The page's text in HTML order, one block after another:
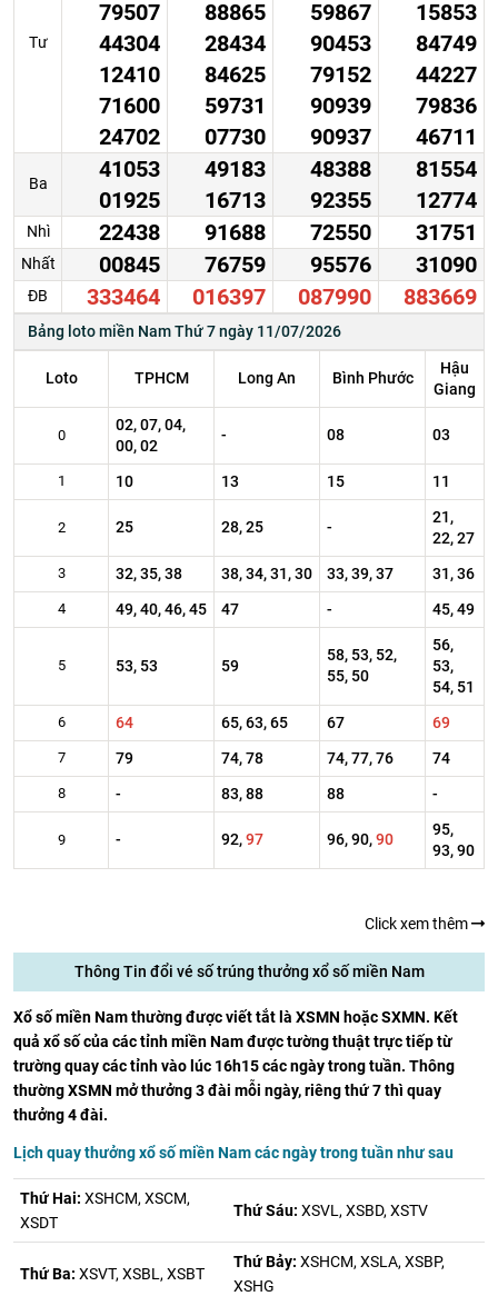
Tư
79507
44304
12410
71600
24702
88865
28434
84625
59731
07730
59867
90453
79152
90939
90937
15853
84749
44227
79836
46711
Ba
41053
01925
49183
16713
48388
92355
81554
12774
Nhì 22438 91688 72550 31751
Nhất 00845 76759 95576 31090
ĐB 333464 016397 087990 883669
Bảng loto miền Nam Thứ 7 ngày 11/07/2026
Loto TPHCM Long An Bình Phước
Hậu
Giang
0
02, 07, 04,
00, 02
- 08 03
1 10 13 15 11
2 25 28, 25 -
21,
22, 27
3 32, 35, 38 38, 34, 31, 30 33, 39, 37 31, 36
4 49, 40, 46, 45 47 - 45, 49
5 53, 53 59
58, 53, 52,
55, 50
56,
53,
54, 51
6 64 65, 63, 65 67 69
7 79 74, 78 74, 77, 76 74
8 - 83, 88 88 -
9 - 92,97 96, 90,90
95,
93, 90
Click xem thêm
Thông Tin đổi vé số trúng thưởng xổ số miền Nam
Xổ số miền Nam thường được viết tắt là XSMN hoặc SXMN. Kết
quả xổ số của các tỉnh miền Nam được tường thuật trực tiếp từ
trường quay các tỉnh vào lúc 16h15 các ngày trong tuần. Thông
thường XSMN mở thưởng 3 đài mỗi ngày, riêng thứ 7 thì quay
thưởng 4 đài.
Lịch quay thưởng xổ số miền Nam các ngày trong tuần như sau
Thứ Hai: XSHCM, XSCM,
XSDT
Thứ Sáu: XSVL, XSBD, XSTV
Thứ Ba: XSVT, XSBL, XSBT
Thứ Bảy: XSHCM, XSLA, XSBP,
XSHG